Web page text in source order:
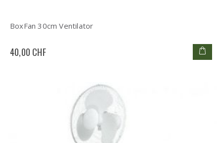
BoxFan 30cm Ventilator
40,00 CHF